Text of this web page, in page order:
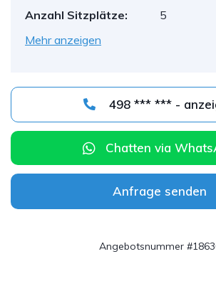
Anzahl Sitzplätze:
5
Mehr anzeigen
498 *** *** -
Chatten via
Anfrage senden
Angebotsnummer